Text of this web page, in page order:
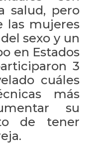
salud, pero
las mujeres
sexo y un
en Estados
3
cuáles
más
su
de tener